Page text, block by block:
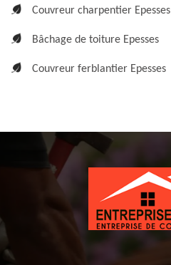
Couvreur charpentier Epesses
Bâchage de toiture Epesses
Couvreur ferblantier Epesses